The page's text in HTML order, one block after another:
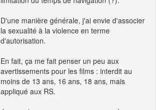
D'une manière générale, j'ai envie d'associer
la sexualité à la violence en terme
d'autorisation.
En fait, ça me fait penser un peu aux
avertissements pour les films : interdit au
moins de 13 ans, 16 ans, 18 ans, mais
appliqué aux RS.